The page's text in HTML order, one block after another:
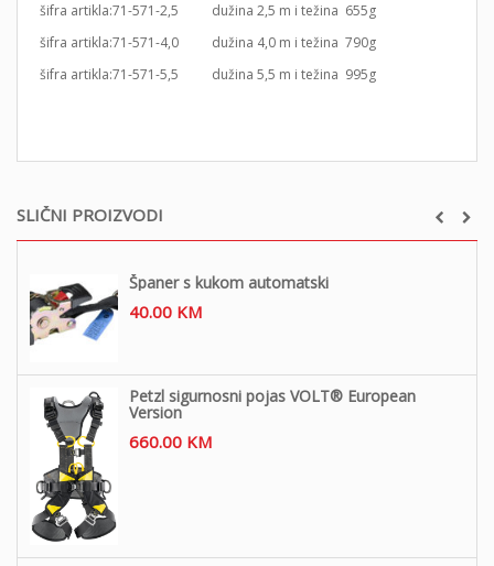
SLIČNI PROIZVODI
Španer s kukom automatski
40.00 KM
Petzl sigurnosni pojas VOLT® European
Version
660.00 KM
šifra artikla:71-571-2,5 dužina 2,5 m i težina 655g
šifra artikla:71-571-4,0 dužina 4,0 m i težina 790g
šifra artikla:71-571-5,5 dužina 5,5 m i težina 995g